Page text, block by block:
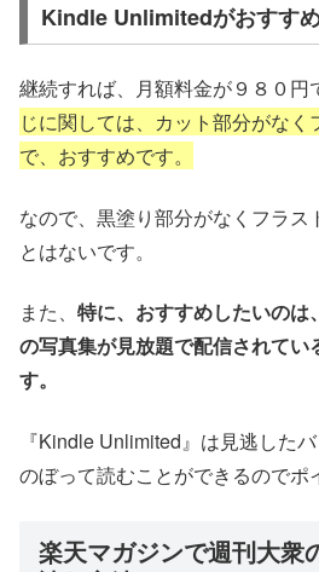
Kindle Unlimitedがおすす
継続すれば、月額料金が９８０円
じに関しては、カット部分がな
で、おすすめです。
なので、黒塗り部分がなくフラス
とはないです。
また、 特に、おすすめしたいのは
の写真集が見放題で配信されてい
す。
『Kindle Unlimited』は見逃した
のぼって読むことができるのでポ
楽天マガジンで週刊大衆